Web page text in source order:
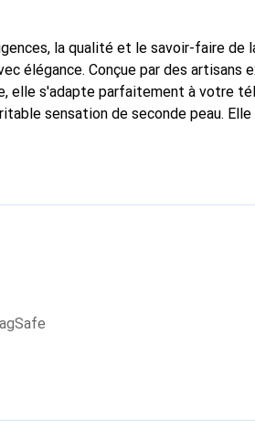
la qualité et le savoir-faire de
élégance. Conçue par des artisans
elle s'adapte parfaitement à votre
sensation de seconde peau.
pour une clientèle exigeante.